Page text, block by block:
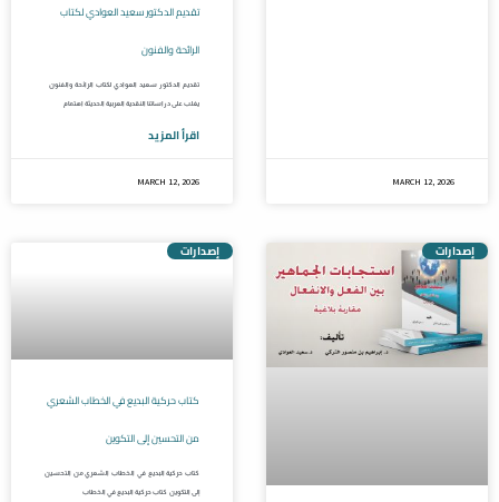
تقديم الدكتور سعيد العوادي لكتاب
الرائحة والفنون
تقديم الدكتور سعيد العوادي لكتاب الرائحة والفنون
يغلب على دراساتنا النقدية العربية الحديثة اهتمام
اقرأ المزيد
MARCH 12, 2026 MARCH 12, 2026
إصدارات
كتاب حركية البديع في الخطاب الشعري
من التحسين إلى التكوين
كتاب حركية البديع في الخطاب الشعري من التحسين
إلى التكوين كتاب حركية البديع في الخطاب
إصدارات